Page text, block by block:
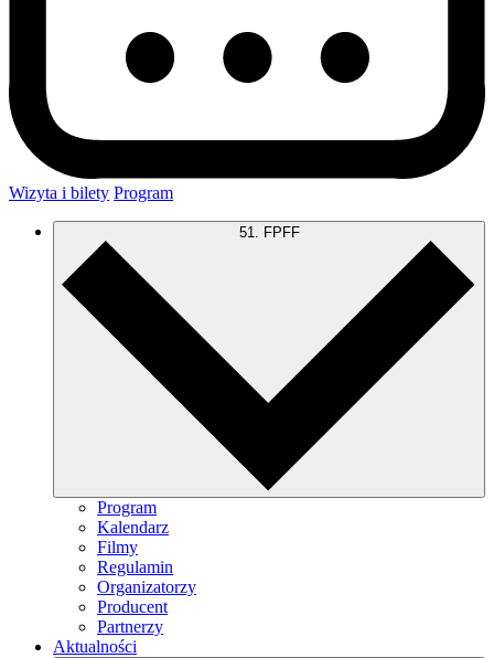
Wizyta i bilety Program
51. FPFF
Program
Kalendarz
Filmy
Regulamin
Organizatorzy
Producent
Partnerzy
Aktualności